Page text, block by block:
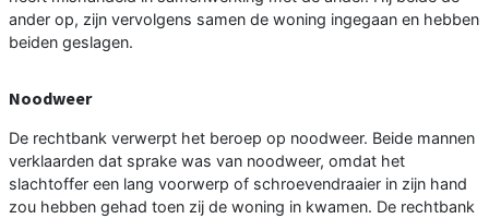
ander op, zijn vervolgens samen de woning ingegaan en hebben
beiden geslagen.
Noodweer
De rechtbank verwerpt het beroep op noodweer. Beide mannen
verklaarden dat sprake was van noodweer, omdat het
slachtoffer een lang voorwerp of schroevendraaier in zijn hand
zou hebben gehad toen zij de woning in kwamen. De rechtbank